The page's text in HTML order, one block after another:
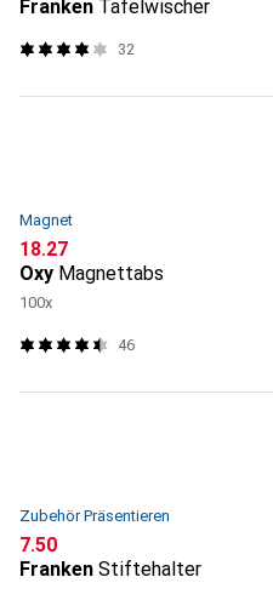
Franken Tafelwischer
32
Magnet
CHF
18.27
Oxy Magnettabs
100x
46
Zubehör Präsentieren
CHF
7.50
Franken Stiftehalter